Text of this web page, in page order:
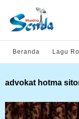
Beranda Lagu
advokat hotma